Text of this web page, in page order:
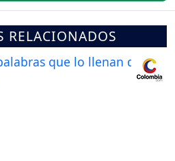
RELACIONADOS